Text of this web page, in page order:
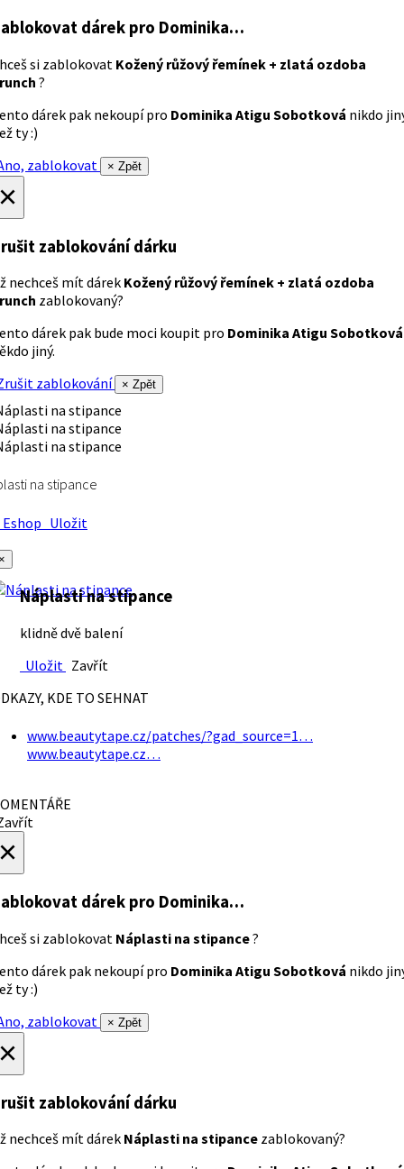
dárek pro Dominika…
si zablokovat Kožený růžový řemínek + zlatá ozdoba
?
dárek pak nekoupí pro Dominika Atigu Sobotková nikdo
ty :)
zablokovat
× Zpět
zablokování dárku
nechceš mít dárek Kožený růžový řemínek + zlatá ozdoba
zablokovaný?
dárek pak bude moci koupit pro Dominika Atigu Sobotková
jiný.
zablokování
× Zpět
na stipance
Uložit
Náplasti na stipance
klidně dvě balení
Uložit Zavřít
KDE TO SEHNAT
www.beautytape.cz/patches/?gad_source=1…
www.beautytape.cz…
dárek pro Dominika…
si zablokovat Náplasti na stipance?
dárek pak nekoupí pro Dominika Atigu Sobotková nikdo
ty :)
zablokovat
× Zpět
zablokování dárku
nechceš mít dárek Náplasti na stipance zablokovaný?